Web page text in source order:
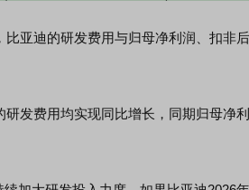
亚迪的研发费用与归母净利润、扣非
发费用均实现同比增长，同期归母净利